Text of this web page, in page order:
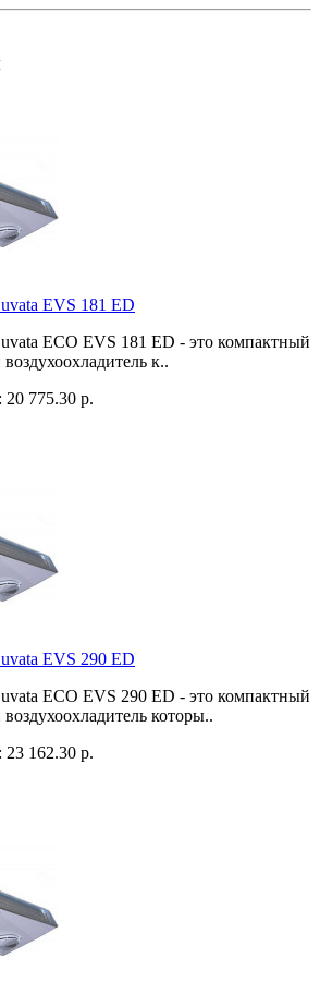
EVS 181 ED
ECO EVS 181 ED - это компактный
к..
775.30 р.
EVS 290 ED
ECO EVS 290 ED - это компактный
которы..
162.30 р.